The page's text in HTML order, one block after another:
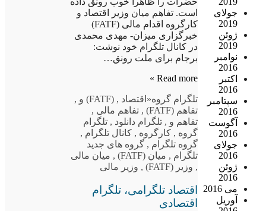
جولای
2019
ژوئن
2019
نوامبر
2016
اکتبر
2016
سپتامبر
2016
آگوست
2016
جولای
2016
ژوئن
2016
می 2016
آوریل
است. تفاهم میان وزیر اقتصاد و
کارگروه اقدام مالی (FATF)
خبرگزاری میزان- مهدی محمدی
در کانال تلگرام خود نوشت:
برجام برای ملت رونق…
Read more »
تلگرام گروه«اقتصاد , (FATF) و
,
تفاهم (FATF)
, تفاهم مالی ,
تفاهم و , تلگرام دانلود , تلگرام
گروه , کارگروه , کانال تلگرام ,
گروه تلگرام , گروه های جدید
تلگرام , میان (FATF) , میان مالی
, وزیر (FATF) , وزیر مالی
اقتصاد تلگرامی، تلگرام
اقتصادی